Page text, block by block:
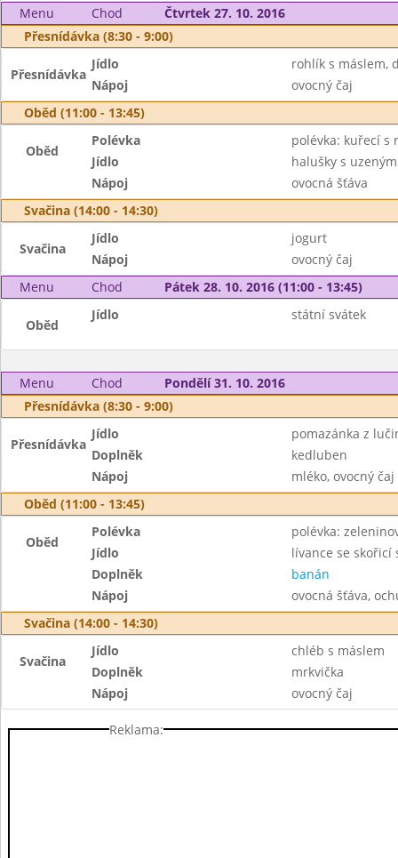
Menu Chod
Čtvrtek 27. 10. 2016
Přesnídávka (8:30 - 9:00)
Přesnídávka
Jídlo
rohlík s máslem,
Nápoj
ovocný čaj
Oběd (11:00 - 13:45)
Oběd
Polévka
polévka: kuřecí s
Jídlo
halušky s
Nápoj
ovocná šťáva
Svačina (14:00 - 14:30)
Svačina
Jídlo
jogurt
Nápoj
ovocný čaj
Menu
Chod Pátek 28. 10. 2016 (11:00 - 13:45)
Oběd
Jídlo státní svátek
Menu Chod
Pondělí 31. 10. 2016
Přesnídávka (8:30 - 9:00)
Přesnídávka
Jídlo
pomazánka z
Doplněk
kedluben
Nápoj
mléko, ovocný čaj
Oběd (11:00 - 13:45)
Oběd
Polévka
polévka:
Jídlo
lívance se skořicí
Doplněk
banán
Nápoj
ovocná šťáva,
Svačina (14:00 - 14:30)
Svačina
Jídlo
chléb s máslem
Doplněk
mrkvička
Nápoj
ovocný čaj
Reklama: